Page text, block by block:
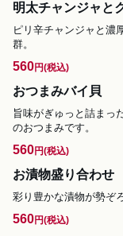
明太チャンジャと
ピリ辛チャンジャと濃
群。
560円(税込)
おつまみバイ貝
旨味がぎゅっと詰まっ
のおつまみです。
560円(税込)
お漬物盛り合わせ
彩り豊かな漬物が勢ぞ
560円(税込)